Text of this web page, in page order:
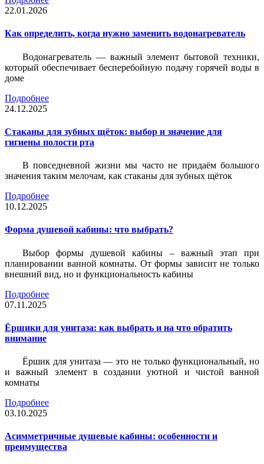
22.01.2026
Как определить, когда нужно заменить водонагреватель
Водонагреватель — важный элемент бытовой техники,
который обеспечивает бесперебойную подачу горячей воды в
доме
Подробнее
24.12.2025
Стаканы для зубных щёток: выбор и значение для
гигиены полости рта
В повседневной жизни мы часто не придаём большого
значения таким мелочам, как стаканы для зубных щёток
Подробнее
10.12.2025
Форма душевой кабины: что выбрать?
Выбор формы душевой кабины – важный этап при
планировании ванной комнаты. От формы зависит не только
внешний вид, но и функциональность кабины
Подробнее
07.11.2025
Ёршики для унитаза: как выбрать и на что обратить
внимание
Ёршик для унитаза — это не только функциональный, но
и важный элемент в создании уютной и чистой ванной
комнаты
Подробнее
03.10.2025
Асимметричные душевые кабины: особенности и
преимущества